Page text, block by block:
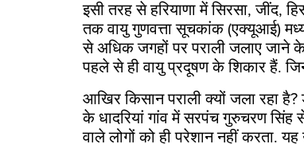
इसी तरह से हरियाणा में सिरसा,जींद,
तक वायु गुणवत्ता सूचकांक (एक्यूआई)
से अधिक जगहों पर पराली जलाए
पहले से ही वायु प्रदूषण के शिकार हैं.
आखिर किसान पराली क्यों जला रहा है?
के धादरियां गांव में सरपंच गुरुचरण सिंह
वाले लोगों को ही परेशान नहीं करता.